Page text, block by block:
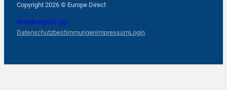
Copyright 2026 © Europe Direct
Webdesign by qlp
DatenschutzbestimmungenImpressumLogin